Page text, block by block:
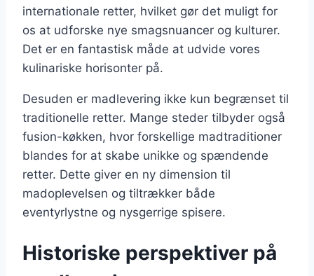
internationale retter, hvilket gør det muligt for
os at udforske nye smagsnuancer og kulturer.
Det er en fantastisk måde at udvide vores
kulinariske horisonter på.
Desuden er madlevering ikke kun begrænset til
traditionelle retter. Mange steder tilbyder også
fusion-køkken, hvor forskellige madtraditioner
blandes for at skabe unikke og spændende
retter. Dette giver en ny dimension til
madoplevelsen og tiltrækker både
eventyrlystne og nysgerrige spisere.
Historiske perspektiver på